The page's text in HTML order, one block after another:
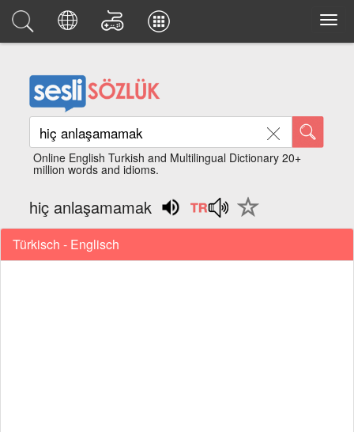
Online English Turkish and Multilingual Dictionary 20+
million words and idioms.
hiç anlaşamamak
Türkisch - Englisch